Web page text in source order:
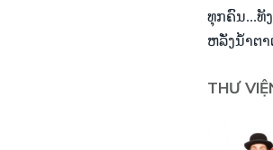
ທຸກຄົນ...ທັງ
ຫລັ່ງນ້ຳຕາ
THƯ